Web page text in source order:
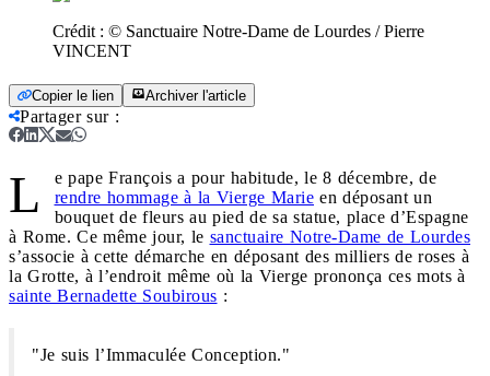
Crédit : © Sanctuaire Notre-Dame de Lourdes / Pierre
VINCENT
Copier le lien Archiver l'article
Partager sur:
L
e pape François a pour habitude, le 8 décembre, de
rendre hommage à la Vierge Marie en déposant un
bouquet de fleurs au pied de sa statue, place d’Espagne
à Rome. Ce même jour, le sanctuaire Notre-Dame de Lourdes
s’associe à cette démarche en déposant des milliers de roses à
la Grotte, à l’endroit même où la Vierge prononça ces mots à
sainte Bernadette Soubirous :
"Je suis l’Immaculée Conception."